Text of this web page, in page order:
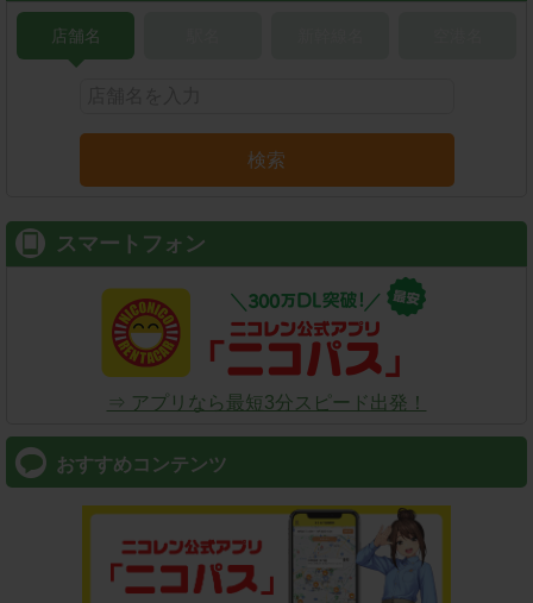
店舗名
検索
スマートフォン
⇒ アプリなら最短3分スピード出発！
おすすめコンテンツ